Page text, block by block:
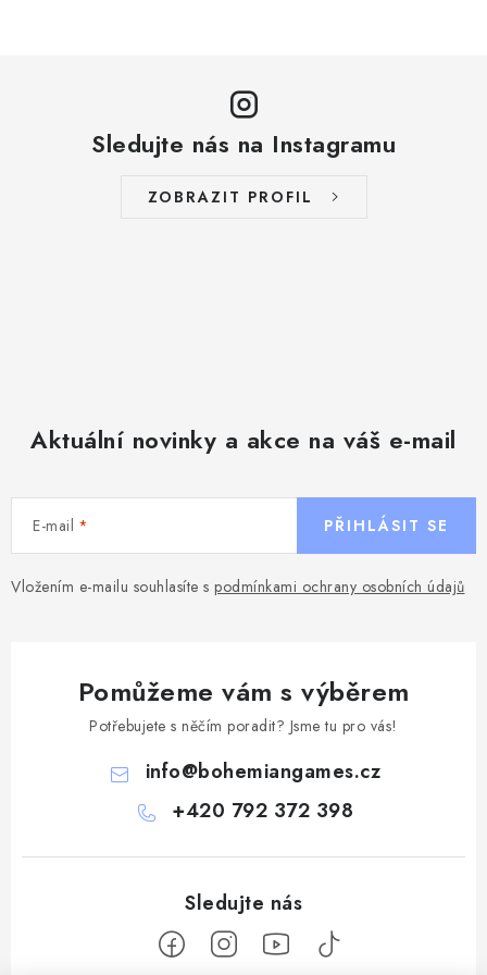
Sledujte nás na Instagramu
ZOBRAZIT PROFIL
Aktuální novinky a akce na váš e-mail
E-mail
Vložením e-mailu souhlasíte s podmínkami ochrany osobních údajů
PŘIHLÁSIT SE
Pomůžeme vám s výběrem
Potřebujete s něčím poradit? Jsme tu pro vás!
info@bohemiangames.cz
+420 792 372 398